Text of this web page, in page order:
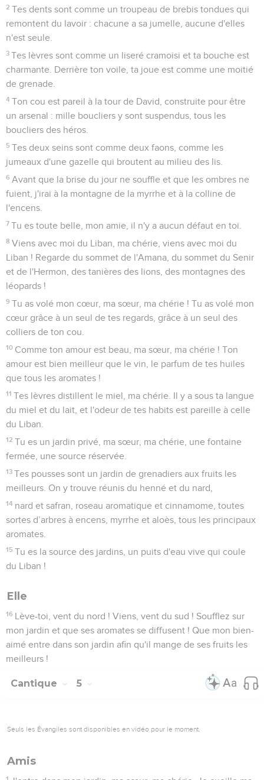
2 Tes dents sont comme un troupeau de brebis tondues qui
remontent du lavoir : chacune a sa jumelle, aucune d'elles
n'est seule.
3 Tes lèvres sont comme un liseré cramoisi et ta bouche est
charmante. Derrière ton voile, ta joue est comme une moitié
de grenade.
4 Ton cou est pareil à la tour de David, construite pour être
un arsenal : mille boucliers y sont suspendus, tous les
boucliers des héros.
5 Tes deux seins sont comme deux faons, comme les
jumeaux d'une gazelle qui broutent au milieu des lis.
6 Avant que la brise du jour ne souffle et que les ombres ne
fuient, j'irai à la montagne de la myrrhe et à la colline de
l'encens.
7 Tu es toute belle, mon amie, il n'y a aucun défaut en toi.
8 Viens avec moi du Liban, ma chérie, viens avec moi du
Liban ! Regarde du sommet de l'Amana, du sommet du Senir
et de l'Hermon, des tanières des lions, des montagnes des
léopards !
9 Tu as volé mon cœur, ma sœur, ma chérie ! Tu as volé mon
cœur grâce à un seul de tes regards, grâce à un seul des
colliers de ton cou.
10 Comme ton amour est beau, ma sœur, ma chérie ! Ton
amour est bien meilleur que le vin, le parfum de tes huiles
que tous les aromates !
11 Tes lèvres distillent le miel, ma chérie. Il y a sous ta langue
du miel et du lait, et l'odeur de tes habits est pareille à celle
du Liban.
12 Tu es un jardin privé, ma sœur, ma chérie, une fontaine
fermée, une source réservée.
13 Tes pousses sont un jardin de grenadiers aux fruits les
meilleurs. On y trouve réunis du henné et du nard,
14 nard et safran, roseau aromatique et cinnamome, toutes
sortes d’arbres à encens, myrrhe et aloès, tous les principaux
aromates.
15 Tu es la source des jardins, un puits d'eau vive qui coule
du Liban !
Elle
16 Lève-toi, vent du nord ! Viens, vent du sud ! Soufflez sur
mon jardin et que ses aromates se diffusent ! Que mon bien-
aimé entre dans son jardin afin qu'il mange de ses fruits les
meilleurs !
Cantique 5
Seuls les Évangiles sont disponibles en vidéo pour le moment.
Amis
1